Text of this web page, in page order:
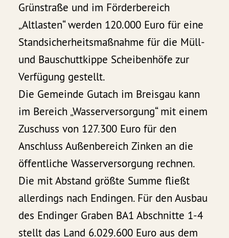
Grünstraße und im Förderbereich
„Altlasten“ werden 120.000 Euro für eine
Standsicherheitsmaßnahme für die Müll-
und Bauschuttkippe Scheibenhöfe zur
Verfügung gestellt.
Die Gemeinde Gutach im Breisgau kann
im Bereich „Wasserversorgung“ mit einem
Zuschuss von 127.300 Euro für den
Anschluss Außenbereich Zinken an die
öffentliche Wasserversorgung rechnen.
Die mit Abstand größte Summe fließt
allerdings nach Endingen. Für den Ausbau
des Endinger Graben BA1 Abschnitte 1-4
stellt das Land 6.029.600 Euro aus dem